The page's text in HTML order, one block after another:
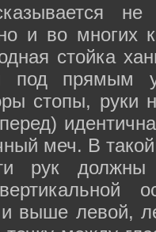
не
и во многих
стойка
под прямым
стопы, руки
меч. В
рук
выше левой,